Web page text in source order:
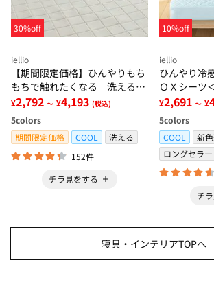
30%off
iellio
【期間限定価格】ひんやりもち
もちで触れたくなる 洗えるラ
グ＜低反発・滑りにくい・接触
冷感・防ダニ・カーペット＞
¥2,792 ～ ¥4,193 (税込)
5colors
期間限定価格
COOL
洗える
152件
チラ見をする
10%off
iellio
ひんやり冷
ＯＸシーツ
感・抗菌防
ボックスシ
＞
¥2,691 ～ ¥
5colors
COOL
新
ロングセラー
チ
寝具・インテリアTOPへ